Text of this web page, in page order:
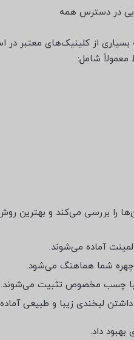
از کلینیک‌های معتبر در
معمولاً شامل:
را بررسی می‌کند و بهترین
لمینت آماده می‌شوند.
چهره شما هماهنگ می‌شود.
و با چسب مخصوص تثبیت می‌شوند.
لبخندی زیبا و طبیعی
داد.